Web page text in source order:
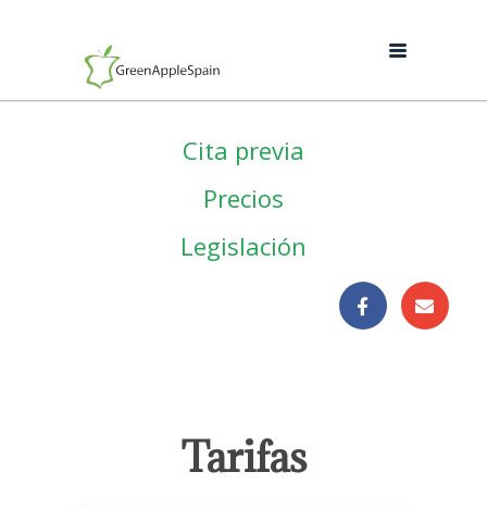
Cita previa
Precios
Legislación
Tarifas